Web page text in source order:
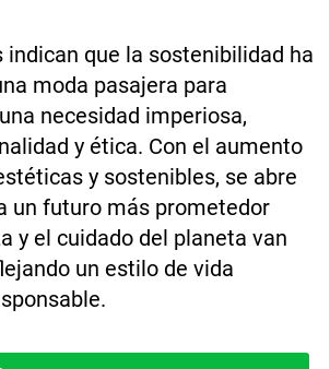
indican que la sostenibilidad ha
moda pasajera para
necesidad imperiosa,
y ética. Con el aumento
y sostenibles, se abre
un futuro más prometedor
y el cuidado del planeta van
un estilo de vida